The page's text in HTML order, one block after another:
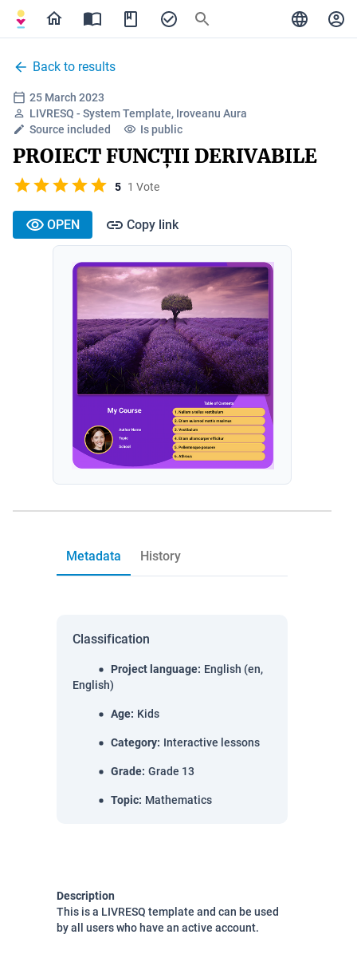
Back to results
25 March 2023
LIVRESQ - System Template, Iroveanu Aura
Source included
Is public
PROIECT FUNCȚII DERIVABILE
5 1 Vote
OPEN Copy link
Metadata History
Classification
Project language: English (en,
English)
Age: Kids
Category: Interactive lessons
Grade: Grade 13
Topic: Mathematics
Description
This is a LIVRESQ template and can be used
by all users who have an active account.